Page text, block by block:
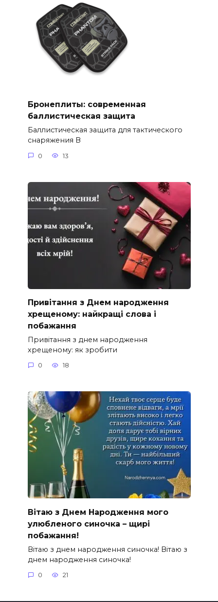
Бронеплиты: современная
баллистическая защита
Баллистическая защита для тактического
снаряжения В
0 13
Привітання з Днем народження
хрещеному: найкращі слова і
побажання
Привітання з днем народження
хрещеному: як зробити
0 18
Вітаю з Днем Народження мого
улюбленого синочка – щирі
побажання!
Вітаю з днем народження синочка! Вітаю з
днем народження синочка!
0 21